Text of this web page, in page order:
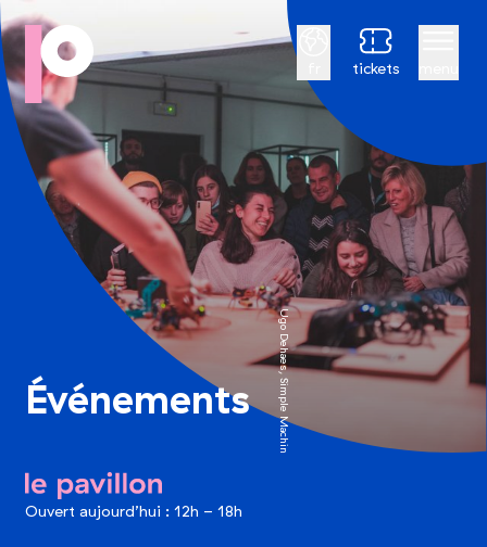
Françaistickets
Ugo Dehaes, Simple Machines © Simon Fusillier
Événements
le pavillon
Ouvert aujourd’hui : 12h - 18h